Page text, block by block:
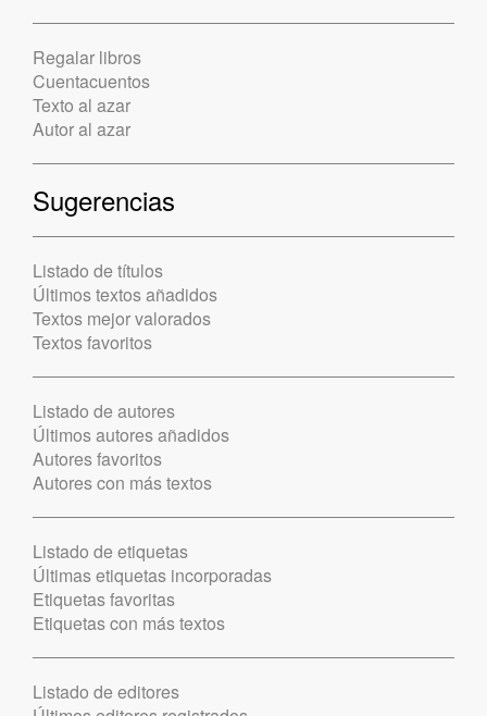
Regalar libros
Cuentacuentos
Texto al azar
Autor al azar
Sugerencias
Listado de títulos
Últimos textos añadidos
Textos mejor valorados
Textos favoritos
Listado de autores
Últimos autores añadidos
Autores favoritos
Autores con más textos
Listado de etiquetas
Últimas etiquetas incorporadas
Etiquetas favoritas
Etiquetas con más textos
Listado de editores